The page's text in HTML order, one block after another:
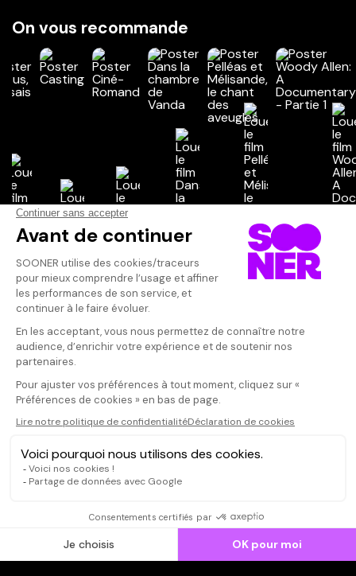
On vous recommande
Vos avis
Donnez votre avis
Votre note
Votre commentaire
Il faut vous connecter pour
publier un avis
CONNEXION
Intéressant.
mais son
pratique peu
Qui sommes-nous ?